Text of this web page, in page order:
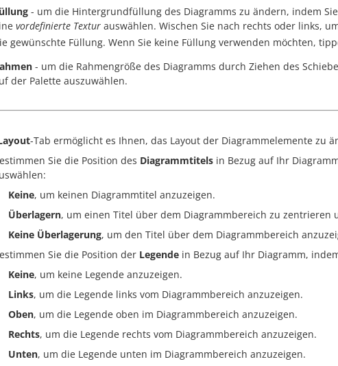
- um die Hintergrundfüllung des Diagramms zu ändern, indem
vordefinierte Textur auswählen. Wischen Sie nach rechts oder links,
gewünschte Füllung. Wenn Sie keine Füllung verwenden möchten,
- um die Rahmengröße des Diagramms durch Ziehen des
der Palette auszuwählen.
-Tab ermöglicht es Ihnen, das Layout der Diagrammelemente zu
Sie die Position des Diagrammtitels in Bezug auf Ihr
Keine, um keinen Diagrammtitel anzuzeigen.
Überlagern, um einen Titel über dem Diagrammbereich zu zentrieren
Keine Überlagerung, um den Titel über dem Diagrammbereich
Sie die Position der Legende in Bezug auf Ihr Diagramm,
Keine, um keine Legende anzuzeigen.
Links, um die Legende links vom Diagrammbereich anzuzeigen.
Oben, um die Legende oben im Diagrammbereich anzuzeigen.
Rechts, um die Legende rechts vom Diagrammbereich anzuzeigen.
Unten, um die Legende unten im Diagrammbereich anzuzeigen.